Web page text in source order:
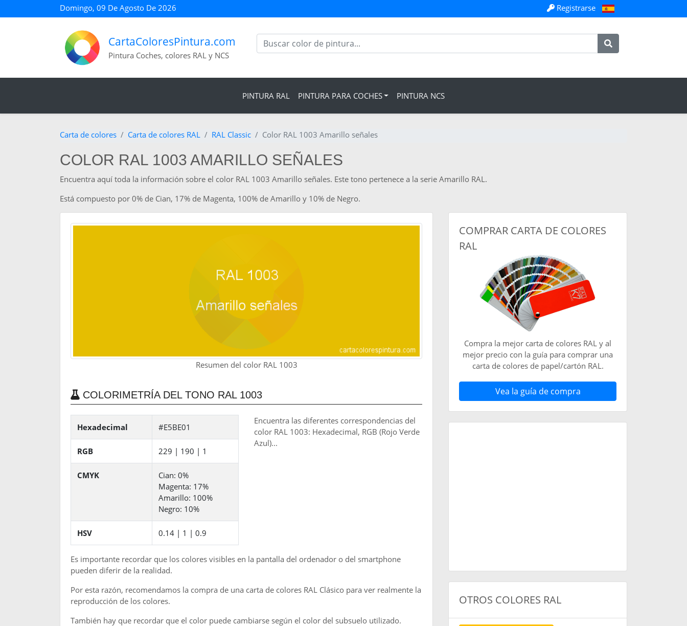
Domingo, 09 De Agosto De 2026 Registrarse
CartaColoresPintura.com
Pintura Coches, colores RAL y NCS
PINTURA RAL PINTURA PARA COCHES PINTURA NCS
Carta de colores Carta de colores RAL RAL Classic Color RAL 1003 Amarillo señales
COLOR RAL 1003 AMARILLO SEÑALES
Encuentra aquí toda la información sobre el color RAL 1003 Amarillo señales. Este tono pertenece a la serie Amarillo RAL.
Está compuesto por 0% de Cian, 17% de Magenta, 100% de Amarillo y 10% de Negro.
Resumen del color RAL 1003
COLORIMETRÍA DEL TONO RAL 1003
Hexadecimal #E5BE01
RGB 229 | 190 | 1
CMYK
Cian: 0%
Magenta: 17%
Amarillo: 100%
Negro: 10%
HSV 0.14 | 1 | 0.9
Encuentra las diferentes correspondencias del
color RAL 1003: Hexadecimal, RGB (Rojo Verde
Azul)...
Es importante recordar que los colores visibles en la pantalla del ordenador o del smartphone
pueden diferir de la realidad.
Por esta razón, recomendamos la compra de una carta de colores RAL Clásico para ver realmente la
reproducción de los colores.
También hay que recordar que el color puede cambiarse según el color del subsuelo utilizado.
COMPRAR CARTA DE COLORES
RAL
Compra la mejor carta de colores RAL y al
mejor precio con la guía para comprar una
carta de colores de papel/cartón RAL.
Vea la guía de compra
OTROS COLORES RAL